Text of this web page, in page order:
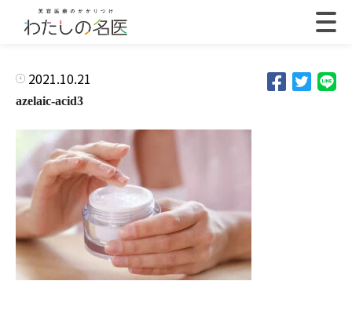
2021.10.21
azelaic-acid3